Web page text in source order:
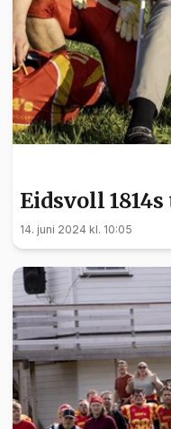
Eidsvoll
14. juni 2024 kl. 10:05